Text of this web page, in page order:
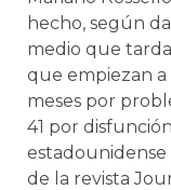
hecho, según
medio que
que empiezan a
meses por
41 por
de la revista